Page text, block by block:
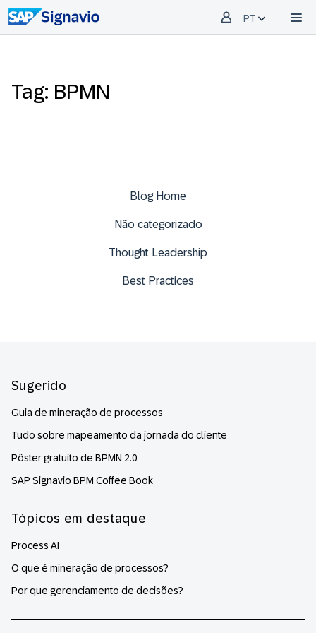
PT
Tag: BPMN
Blog Home
Não categorizado
Thought Leadership
Best Practices
Sugerido
Guia de mineração de processos
Tudo sobre mapeamento da jornada do cliente
Pôster gratuito de BPMN 2.0
SAP Signavio BPM Coffee Book
Tópicos em destaque
Process AI
O que é mineração de processos?
Por que gerenciamento de decisões?